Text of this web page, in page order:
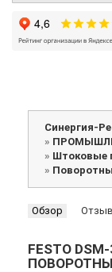
Синергия-
»
» Штоковые
»
Обзор
FESTO